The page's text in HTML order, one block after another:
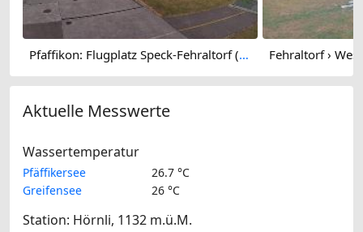
Pfaffikon: Flugplatz Speck-Fehraltorf (LSZK) 2
Aktuelle Messwerte
Wassertemperatur
Pfäffikersee
26.7 °C
Greifensee
26 °C
Station: Hörnli, 1132 m.ü.M.